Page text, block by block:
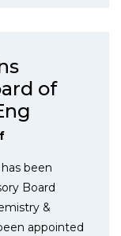
of
been
Board
&
appointed